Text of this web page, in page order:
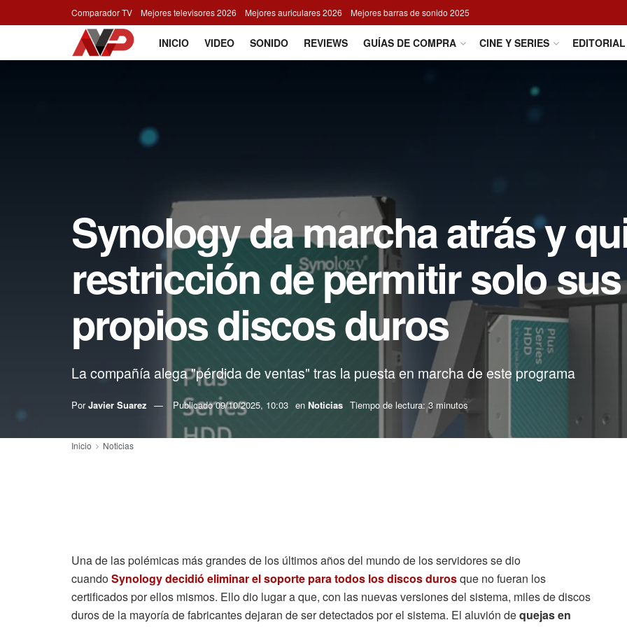
Comparador TV Mejores televisores 2026 Mejores auriculares 2026 Mejores barras de sonido 2025
INICIO VIDEO SONIDO REVIEWS GUÍAS DE COMPRA CINE Y SERIES EDITORIAL
Synology da marcha atrás y
restricción de permitir solo sus
propios discos duros
La compañía alega "pérdida de ventas" tras la puesta en marcha de este programa
Por Javier Suarez Publicado09/10/2025, 10:03 en Noticias Tiempo de lectura: 3 minutos
Inicio Noticias
Una de las polémicas más grandes de los últimos años del mundo de los servidores se dio
cuandoSynology decidió eliminar el soporte para todos los discos durosque no fueran los
certificados por ellos mismos. Ello dio lugar a que, con las nuevas versiones del sistema, miles de discos
duros de la mayoría de fabricantes dejaran de ser detectados por el sistema. El aluvión dequejas en